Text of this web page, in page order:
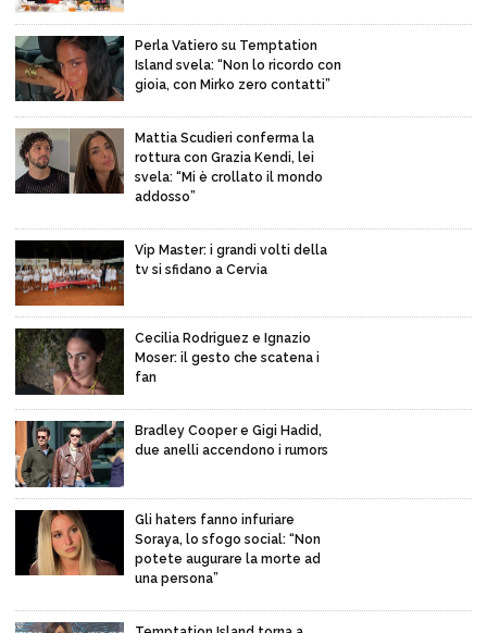
Perla Vatiero su Temptation
Island svela: “Non lo ricordo con
gioia, con Mirko zero contatti”
Mattia Scudieri conferma la
rottura con Grazia Kendi, lei
svela: “Mi è crollato il mondo
addosso”
Vip Master: i grandi volti della
tv si sfidano a Cervia
Cecilia Rodriguez e Ignazio
Moser: il gesto che scatena i
fan
Bradley Cooper e Gigi Hadid,
due anelli accendono i rumors
Gli haters fanno infuriare
Soraya, lo sfogo social: “Non
potete augurare la morte ad
una persona”